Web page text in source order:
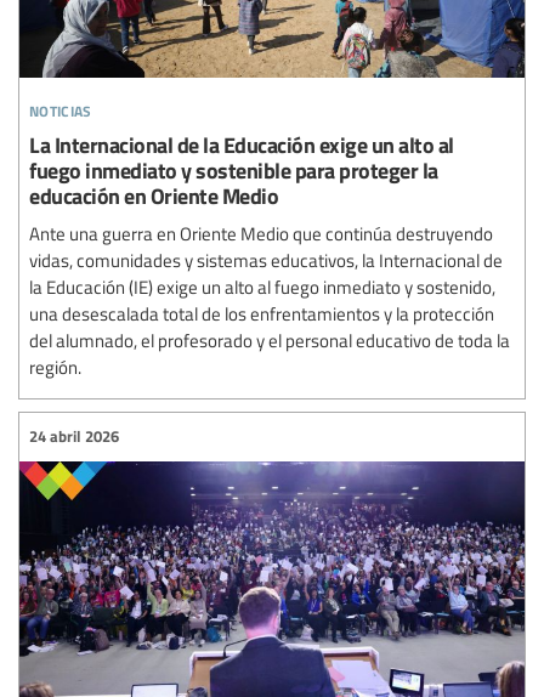
noticias
La Internacional de la Educación exige un alto al
fuego inmediato y sostenible para proteger la
educación en Oriente Medio
Ante una guerra en Oriente Medio que continúa destruyendo
vidas, comunidades y sistemas educativos, la Internacional de
la Educación (IE) exige un alto al fuego inmediato y sostenido,
una desescalada total de los enfrentamientos y la protección
del alumnado, el profesorado y el personal educativo de toda la
región.
24 abril 2026